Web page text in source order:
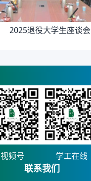
2025退役大学生座谈会
视频号 学工在线
联系我们